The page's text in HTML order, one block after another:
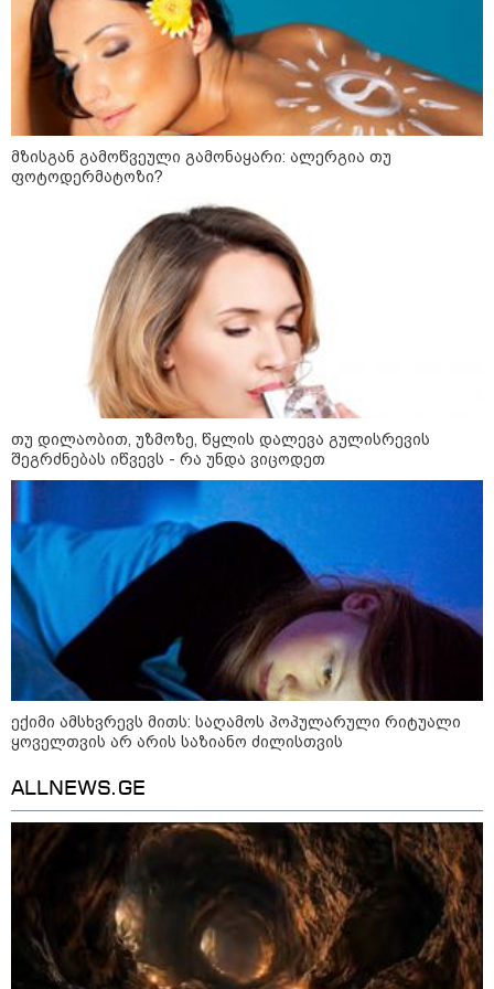
10:52 / 06-08-2026
ვაშინგტონს რაკეტების დეფიციტი აქვს? -
მედიის ცნობით, დონალდ ტრამპი პიტ
ჰეგსეთს დაუპირისპირდა: დეტალები
23:15 / 06-08-2026
“არ მინდა, ბაიდენივით
სცენიდან გადავარდეს“ -
დონალდ ტრამპის სიტყვით
გამოსვლისას დამსწრეები
სახალისო შემთხვევის მოწმენი
23:45 / 05-08-2026
ტრაგედია შოტლანდიაში - 35
წლის მამას 9 წლის
ქალიშვილის მკვლელობაში
ედება ბრალი
უკრაინულ თვითმფრინავთან
ახლოს ასაფეთქებელი
მოწყობილობით აღჭურვილი
დრონი აღმოაჩინეს - რას წერს
მედია
13:22 / 05-08-2026
საფრანგეთის სოფელში ტყის
ხანძრის შემდეგ მეორე
მზისგან გამოწვეული გამონაყარი: ალერგია თუ
ფოტოდერმატოზი?
თუ დილაობით, უზმოზე, წყლის დალევა გულისრევის
შეგრძნებას იწვევს - რა უნდა ვიცოდეთ
ექიმი ამსხვრევს მითს: საღამოს პოპულარული რიტუალი
ყოველთვის არ არის საზიანო ძილისთვის
ALLNEWS.GE